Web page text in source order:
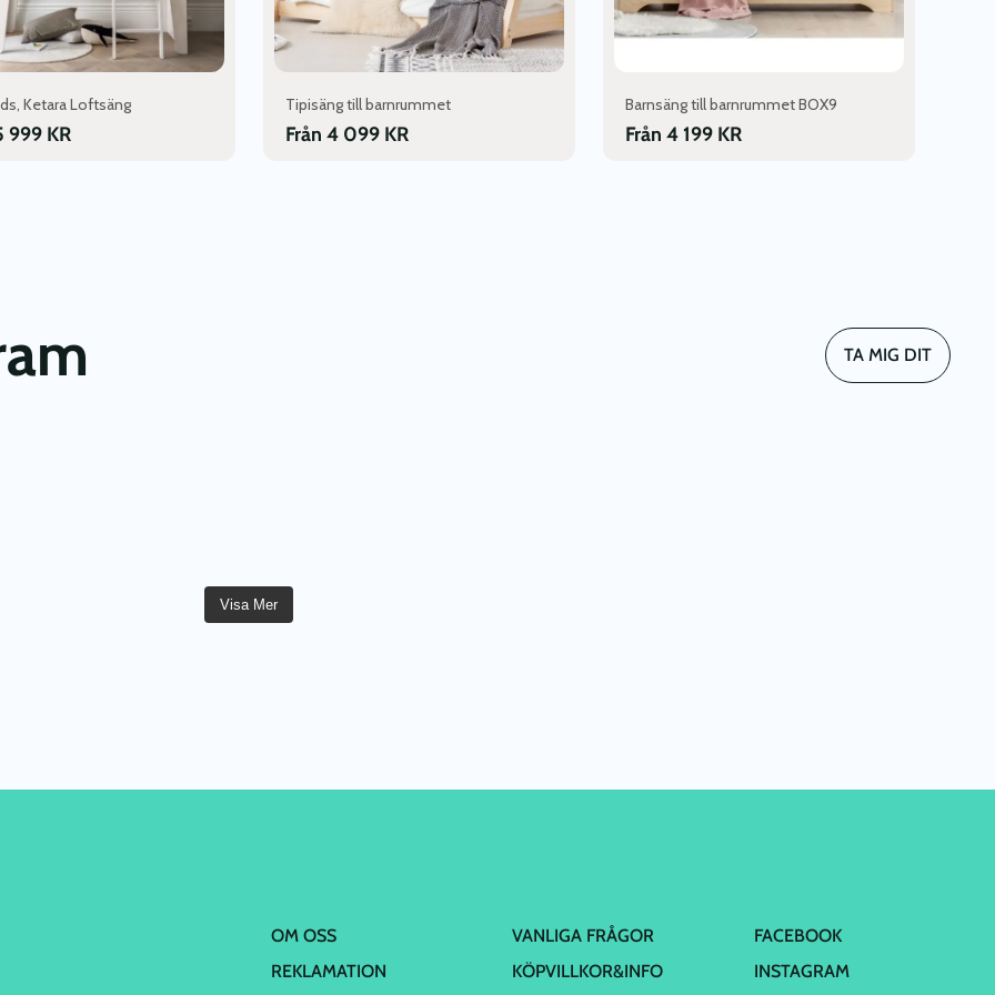
Ketara Loftsäng
999 KR
Tipisäng till barnrummet
Från 4 099 KR
produktsidan
Barnsäng till barnrummet BOX9
Från 4 199 KR
produktsidan
TA MIG DIT
Visa Mer
OM OSS
REKLAMATION
VANLIGA FRÅGOR
KÖPVILLKOR&INFO
FACEBOOK
INSTAGRAM